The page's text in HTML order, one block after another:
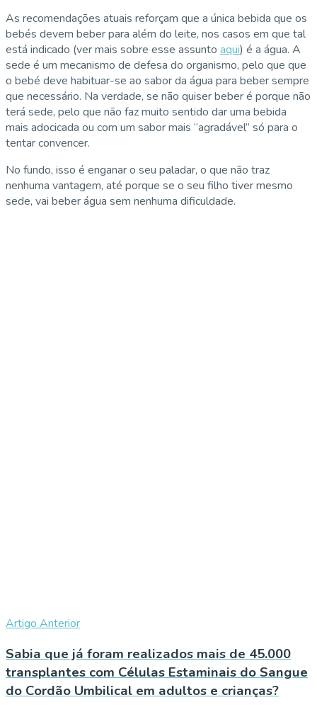
As recomendações atuais reforçam que a única bebida que os
bebés devem beber para além do leite, nos casos em que tal
está indicado (ver mais sobre esse assunto aqui) é a água. A
sede é um mecanismo de defesa do organismo, pelo que que
o bebé deve habituar-se ao sabor da água para beber sempre
que necessário. Na verdade, se não quiser beber é porque não
terá sede, pelo que não faz muito sentido dar uma bebida
mais adocicada ou com um sabor mais “agradável” só para o
tentar convencer.
No fundo, isso é enganar o seu paladar, o que não traz
nenhuma vantagem, até porque se o seu filho tiver mesmo
sede, vai beber água sem nenhuma dificuldade.
Artigo Anterior
Sabia que já foram realizados mais de 45.000
transplantes com Células Estaminais do Sangue
do Cordão Umbilical em adultos e crianças?